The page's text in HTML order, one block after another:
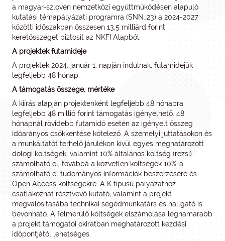
a magyar-szlovén nemzetközi együttműködésen alapuló
kutatási témapályázati programra (SNN_23) a 2024-2027
közötti időszakban összesen 13,5 milliárd forint
keretösszeget biztosít az NKFI Alapból.
A projektek futamideje
A projektek 2024. január 1. napján indulnak, futamidejük
legfeljebb 48 hónap.
A támogatás összege, mértéke
A kiírás alapján projektenként legfeljebb 48 hónapra
legfeljebb 48 millió forint támogatás igényelhető. 48
hónapnál rövidebb futamidő esetén az igényelt összeg
időarányos csökkentése kötelező. A személyi juttatásokon és
a munkáltatót terhelő járulékon kívül egyes meghatározott
dologi költségek, valamint 10% általános költség (rezsi)
számolható el, továbbá a közvetlen költségek 10%-a
számolható el tudományos információk beszerzésére és
Open Access költségekre. A K típusú pályázathoz
csatlakozhat résztvevő kutató, valamint a projekt
megvalósításába technikai segédmunkatárs és hallgató is
bevonható. A felmerülő költségek elszámolása leghamarabb
a projekt támogatói okiratban meghatározott kezdési
időpontjától lehetséges.